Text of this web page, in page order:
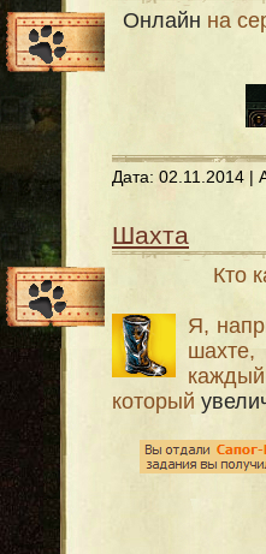
Онлайн на
Дата: 02.11.2014 |
Шахта
Кто
Я,
который